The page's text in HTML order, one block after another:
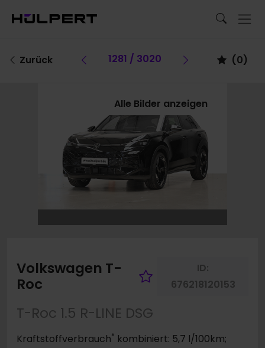
Zurück Vorheriges Fahrzeug
1281 / 3020 Vorheriges
(0)
Alle Bilder anzeigen
Volkswagen T-
Roc
Fahrzeug
ID:
676218120153
T-Roc 1.5 R-LINE DSG
Kraftstoffverbrauch* kombiniert: 5,7 l/100km;